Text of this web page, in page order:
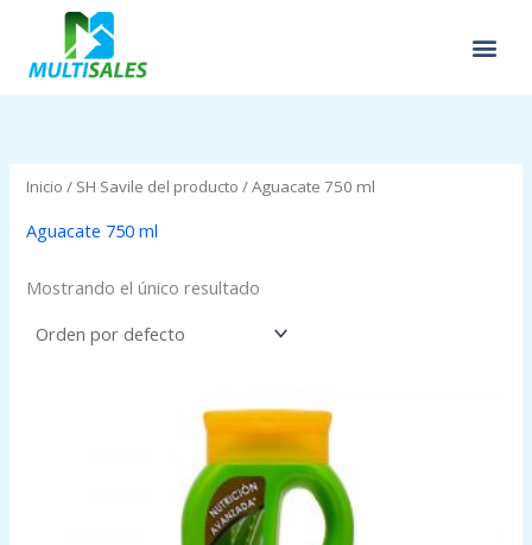
contenido
Inicio / SH Savile del producto / Aguacate 750 ml
Aguacate 750 ml
Mostrando el único resultado